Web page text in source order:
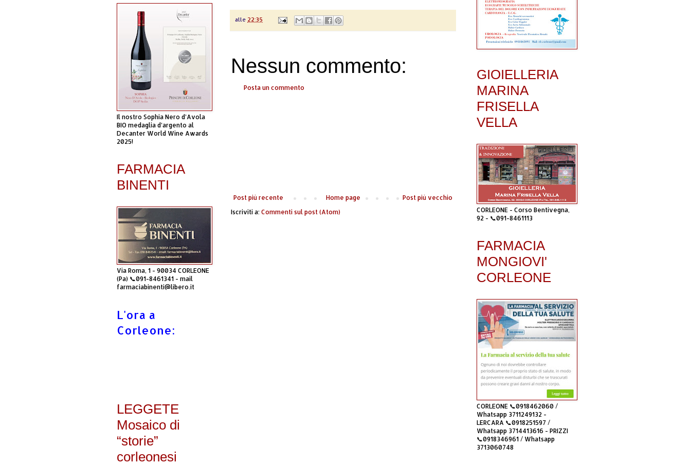
alle 22:35
Nessun commento:
Posta un commento
Post più recente Post più vecchio
Home page
Iscriviti a: Commenti sul post (Atom)
Il nostro Sophia Nero d’Avola
BIO medaglia d’argento al
Decanter World Wine Awards
2025!
FARMACIA
BINENTI
Via Roma, 1 - 90034 CORLEONE
(Pa) 📞091-8461341 - mail
farmaciabinenti@libero.it
L'ora a
Corleone:
LEGGETE
Mosaico di
“storie”
corleonesi
GIOIELLERIA
MARINA
FRISELLA
VELLA
CORLEONE - Corso Bentivegna,
92 - 📞091-8461113
FARMACIA
MONGIOVI'
CORLEONE
CORLEONE 📞0918462060 /
Whatsapp 3711249132 -
LERCARA 📞0918251597 /
Whatsapp 3714413616 - PRIZZI
📞0918346961 / Whatsapp
3713060748